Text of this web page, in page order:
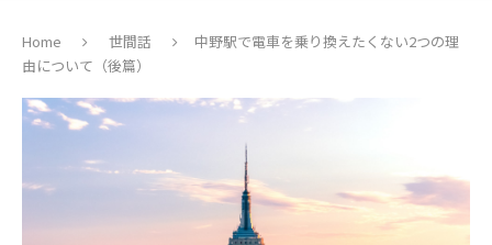
Home 世間話
中野駅で電車を乗り換えたくない2つの理
由について（後篇）